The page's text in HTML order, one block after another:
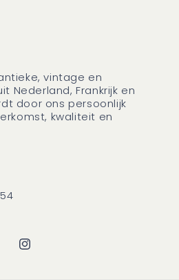
vintage en
Nederland, Frankrijk en
door ons persoonlijk
kwaliteit en
Instagram